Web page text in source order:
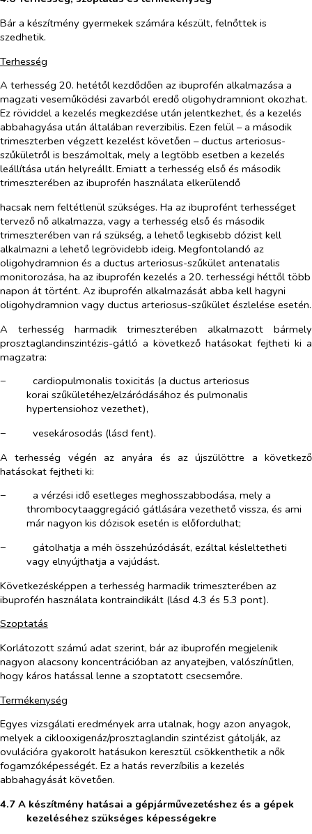
Bár a készítmény gyermekek számára készült, felnőttek is
szedhetik.
Terhesség
A terhesség 20. hetétől kezdődően az ibuprofén alkalmazása a
magzati veseműködési zavarból eredő oligohydramniont okozhat.
Ez röviddel a kezelés megkezdése után jelentkezhet, és a kezelés
abbahagyása után általában reverzibilis. Ezen felül – a második
trimeszterben végzett kezelést követően – ductus arteriosus-
szűkületről is beszámoltak, mely a legtöbb esetben a kezelés
leállítása után helyreállt. Emiatt a terhesség első és második
trimeszterében az ibuprofén használata elkerülendő
hacsak nem feltétlenül szükséges. Ha az ibuprofént terhességet
tervező nő alkalmazza, vagy a terhesség első és második
trimeszterében van rá szükség, a lehető legkisebb dózist kell
alkalmazni a lehető legrövidebb ideig. Megfontolandó az
oligohydramnion és a ductus arteriosus-szűkület antenatalis
monitorozása, ha az ibuprofén kezelés a 20. terhességi héttől több
napon át történt. Az ibuprofén alkalmazását abba kell hagyni
oligohydramnion vagy ductus arteriosus-szűkület észlelése esetén.
A terhesség harmadik trimeszterében alkalmazott bármely
prosztaglandinszintézis-gátló a következő hatásokat fejtheti ki a
magzatra:
−​
cardiopulmonalis toxicitás (a ductus arteriosus
korai szűkületéhez/elzáródásához és pulmonalis
hypertensiohoz vezethet),
−​
vesekárosodás (lásd fent).
A terhesség végén az anyára és az újszülöttre a következő
hatásokat fejtheti ki:
−​
a vérzési idő esetleges meghosszabbodása, mely a
thrombocytaaggregáció gátlására vezethető vissza, és ami
már nagyon kis dózisok esetén is előfordulhat;
−​
gátolhatja a méh összehúzódását, ezáltal késleltetheti
vagy elnyújthatja a vajúdást.
Következésképpen a terhesség harmadik trimeszterében az
ibuprofén használata kontraindikált (lásd 4.3 és 5.3 pont).
Szoptatás
Korlátozott számú adat szerint, bár az ibuprofén megjelenik
nagyon alacsony koncentrációban az anyatejben, valószínűtlen,
hogy káros hatással lenne a szoptatott csecsemőre.
Termékenység
Egyes vizsgálati eredmények arra utalnak, hogy azon anyagok,
melyek a ciklooxigenáz/prosztaglandin szintézist gátolják, az
ovulációra gyakorolt hatásukon keresztül csökkenthetik a nők
fogamzóképességét. Ez a hatás reverzíbilis a kezelés
abbahagyását követően.
4.7 A készítmény hatásai a gépjárművezetéshez és a gépek
kezeléséhez szükséges képességekre